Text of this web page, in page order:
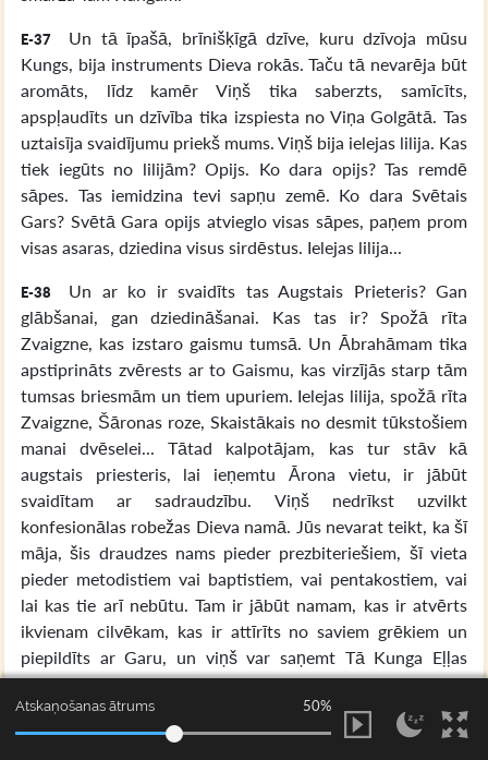
E-37
Un tā īpašā, brīnišķīgā dzīve, kuru dzīvoja mūsu
Kungs, bija instruments Dieva rokās. Taču tā nevarēja būt
aromāts, līdz kamēr Viņš tika saberzts, samīcīts,
apspļaudīts un dzīvība tika izspiesta no Viņa Golgātā. Tas
uztaisīja svaidījumu priekš mums. Viņš bija ielejas lilija. Kas
tiek iegūts no lilijām? Opijs. Ko dara opijs? Tas remdē
sāpes. Tas iemidzina tevi sapņu zemē. Ko dara Svētais
Gars? Svētā Gara opijs atvieglo visas sāpes, paņem prom
visas asaras, dziedina visus sirdēstus. Ielejas lilija...
E-38
Un ar ko ir svaidīts tas Augstais Prieteris? Gan
glābšanai, gan dziedināšanai. Kas tas ir? Spožā rīta
Zvaigzne, kas izstaro gaismu tumsā. Un Ābrahāmam tika
apstiprināts zvērests ar to Gaismu, kas virzījās starp tām
tumsas briesmām un tiem upuriem. Ielejas lilija, spožā rīta
Zvaigzne, Šāronas roze, Skaistākais no desmit tūkstošiem
manai dvēselei... Tātad kalpotājam, kas tur stāv kā
augstais priesteris, lai ieņemtu Ārona vietu, ir jābūt
svaidītam ar sadraudzību. Viņš nedrīkst uzvilkt
konfesionālas robežas Dieva namā. Jūs nevarat teikt, ka šī
māja, šis draudzes nams pieder prezbiteriešiem, šī vieta
pieder metodistiem vai baptistiem, vai pentakostiem, vai
lai kas tie arī nebūtu. Tam ir jābūt namam, kas ir atvērts
ikvienam cilvēkam, kas ir attīrīts no saviem grēkiem un
piepildīts ar Garu, un viņš var saņemt Tā Kunga Eļļas
sadraudzības prieku. Ak, kāda vieta pielūgsmei!
E-39
Tā notek līdz katrai konfesijai, līdz katram no Gara
Atskaņošanas ātrums 50%